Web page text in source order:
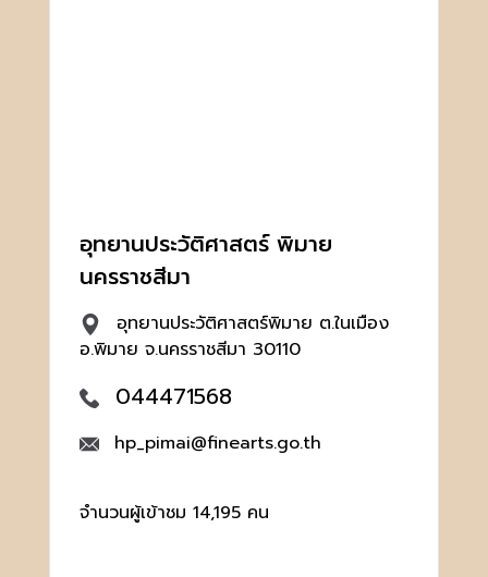
อุทยานประวัติศาสตร์ พิมาย
นครราชสีมา
อุทยานประวัติศาสตร์พิมาย ต.ในเมือง
อ.พิมาย จ.นครราชสีมา 30110
044471568
hp_pimai@finearts.go.th
จำนวนผู้เข้าชม 14,195 คน